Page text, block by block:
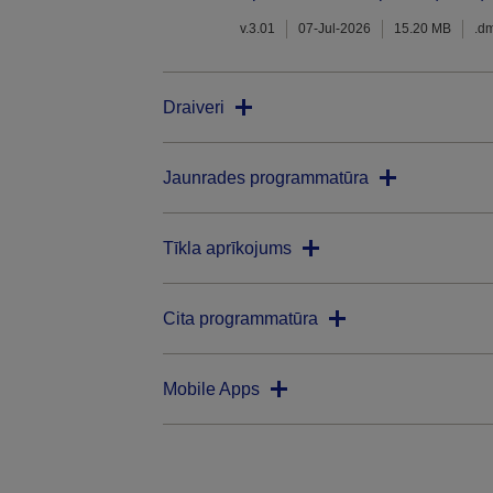
v.3.01 07-Jul-2026 15.20 MB
Draiveri
Jaunrades programmatūra
Tīkla aprīkojums
Cita programmatūra
Mobile Apps